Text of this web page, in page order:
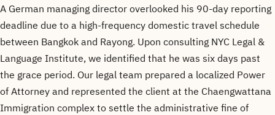
A German managing director overlooked his 90-day reporting
deadline due to a high-frequency domestic travel schedule
between Bangkok and Rayong. Upon consulting NYC Legal &
Language Institute, we identified that he was six days past
the grace period. Our legal team prepared a localized Power
of Attorney and represented the client at the Chaengwattana
Immigration complex to settle the administrative fine of